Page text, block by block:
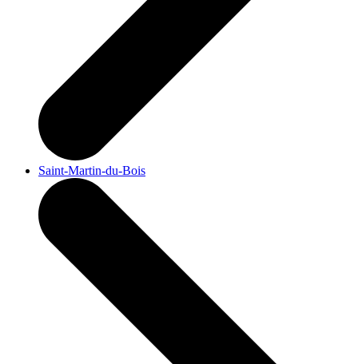
Saint-Martin-du-Bois